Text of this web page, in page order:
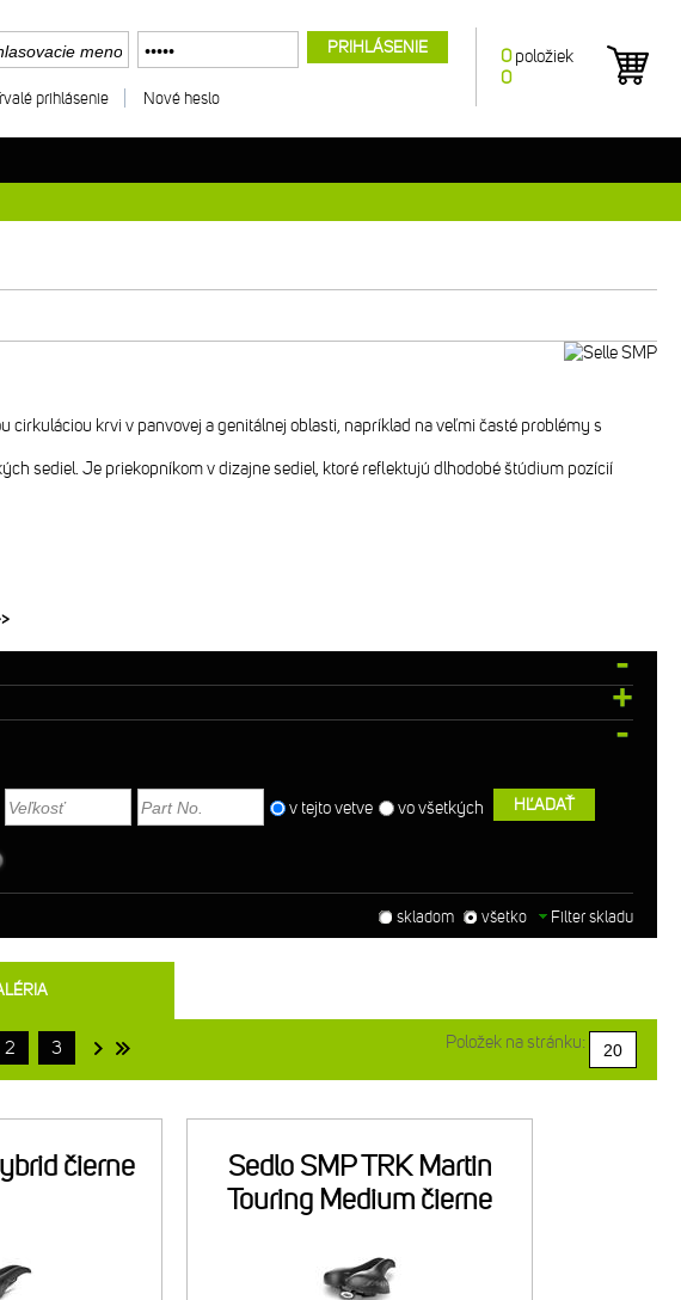
krvi v panvovej a genitálnej oblasti, napríklad na veľmi časté problémy s
sediel. Je priekopníkom v dizajne sediel, ktoré reflektujú dlhodobé štúdium pozícií
v tejto vetve
vo všetkých HĽADAŤ
Filter skladu
skladom všetko
Položek na stránku:
2 3
čierne
Sedlo SMP TRK Martin
Touring Medium čierne
0 položiek
0
PRIHLÁSENIE
prihlásenie Nové heslo